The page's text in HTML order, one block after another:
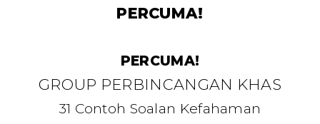
PERCUMA!
PERCUMA!
GROUP PERBINCANGAN KHAS
31 Contoh Soalan Kefahaman